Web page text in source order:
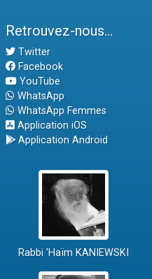
Retrouvez-nous...
Twitter
Facebook
YouTube
WhatsApp
WhatsApp Femmes
Application iOS
Application Android
Rabbi 'Haïm KANIEWSKI